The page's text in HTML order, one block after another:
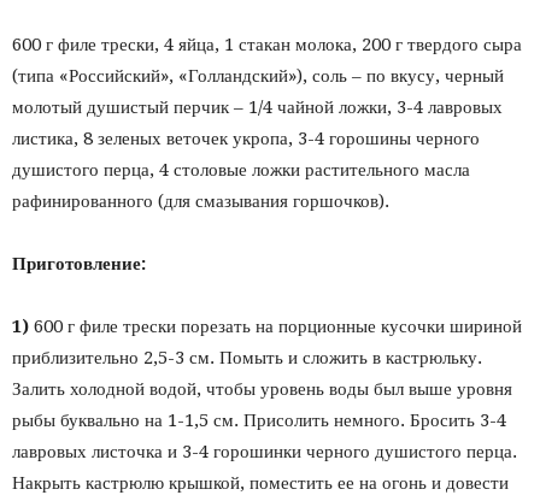
600 г филе трески, 4 яйца, 1 стакан молока, 200 г твердого сыра
(типа «Российский», «Голландский»), соль – по вкусу, черный
молотый душистый перчик – 1/4 чайной ложки, 3-4 лавровых
листика, 8 зеленых веточек укропа, 3-4 горошины черного
душистого перца, 4 столовые ложки растительного масла
рафинированного (для смазывания горшочков).
Приготовление:
1) 600 г филе трески порезать на порционные кусочки шириной
приблизительно 2,5-3 см. Помыть и сложить в кастрюльку.
Залить холодной водой, чтобы уровень воды был выше уровня
рыбы буквально на 1-1,5 см. Присолить немного. Бросить 3-4
лавровых листочка и 3-4 горошинки черного душистого перца.
Накрыть кастрюлю крышкой, поместить ее на огонь и довести